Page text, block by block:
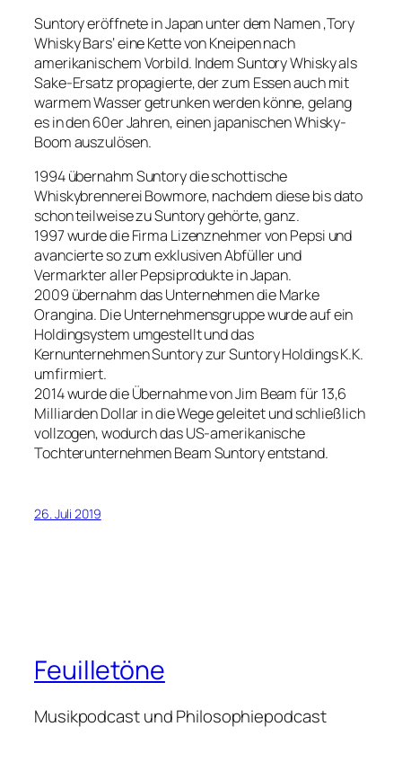
Suntory eröffnete in Japan unter dem Namen ‚Tory
Whisky Bars‘ eine Kette von Kneipen nach
amerikanischem Vorbild. Indem Suntory Whisky als
Sake-Ersatz propagierte, der zum Essen auch mit
warmem Wasser getrunken werden könne, gelang
es in den 60er Jahren, einen japanischen Whisky-
Boom auszulösen.
1994 übernahm Suntory die schottische
Whiskybrennerei Bowmore, nachdem diese bis dato
schon teilweise zu Suntory gehörte, ganz.
1997 wurde die Firma Lizenznehmer von Pepsi und
avancierte so zum exklusiven Abfüller und
Vermarkter aller Pepsiprodukte in Japan.
2009 übernahm das Unternehmen die Marke
Orangina. Die Unternehmensgruppe wurde auf ein
Holdingsystem umgestellt und das
Kernunternehmen Suntory zur Suntory Holdings K.K.
umfirmiert.
2014 wurde die Übernahme von Jim Beam für 13,6
Milliarden Dollar in die Wege geleitet und schließlich
vollzogen, wodurch das US-amerikanische
Tochterunternehmen Beam Suntory entstand.
26. Juli 2019
Feuilletöne
Musikpodcast und Philosophiepodcast